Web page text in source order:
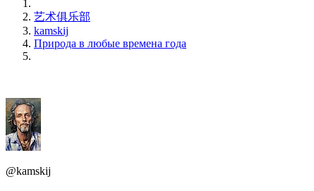
艺术俱乐部
kamskij
Природа в любые времена года
@kamskij